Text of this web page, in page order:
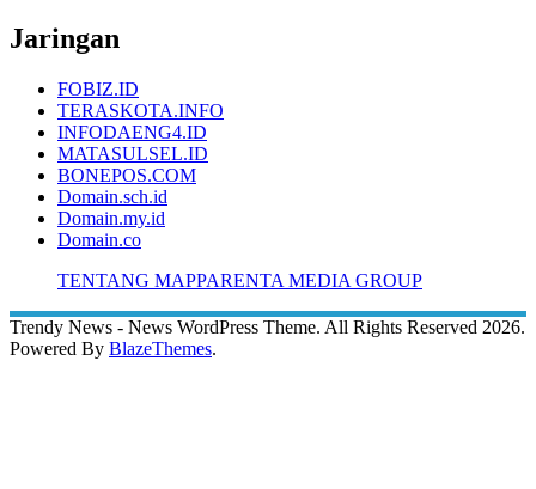
Jaringan
FOBIZ.ID
TERASKOTA.INFO
INFODAENG4.ID
MATASULSEL.ID
BONEPOS.COM
Domain.sch.id
Domain.my.id
Domain.co
TENTANG MAPPARENTA MEDIA GROUP
Trendy News - News WordPress Theme. All Rights Reserved 2026.
Powered By BlazeThemes.